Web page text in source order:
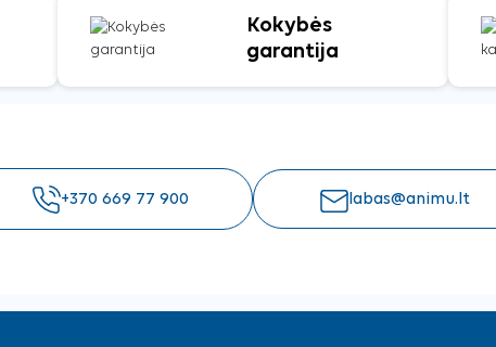
Kokybės
garantija
+370 669 77 900 labas@animu.lt